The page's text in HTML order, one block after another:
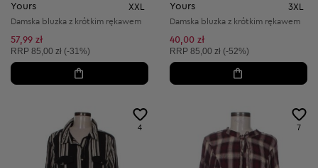
Yours XXL
Damska bluzka z krótkim rękawem
57,99 zł
Cena sugerowana:
RRP 85,00 zł (-31%)
Yours 3XL
Damska bluzka z krótkim rękawem
40,00 zł
Cena sugerowana:
RRP 85,00 zł (-52%)
4 7